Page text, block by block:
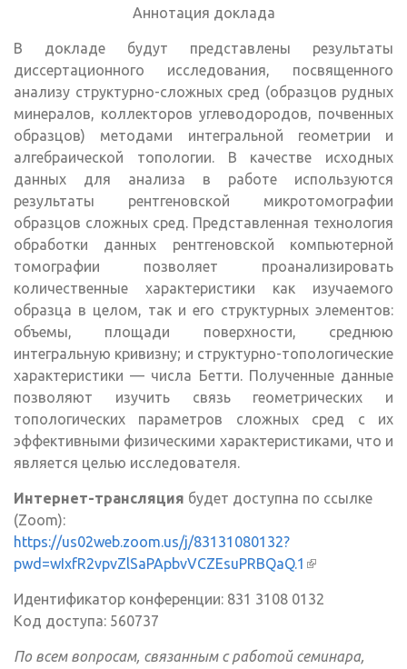
Аннотация доклада
В докладе будут представлены результаты
диссертационного исследования, посвященного
анализу структурно-сложных сред (образцов рудных
минералов, коллекторов углеводородов, почвенных
образцов) методами интегральной геометрии и
алгебраической топологии. В качестве исходных
данных для анализа в работе используются
результаты рентгеновской микротомографии
образцов сложных сред. Представленная технология
обработки данных рентгеновской компьютерной
томографии позволяет проанализировать
количественные характеристики как изучаемого
образца в целом, так и его структурных элементов:
объемы, площади поверхности, среднюю
интегральную кривизну; и структурно-топологические
характеристики — числа Бетти. Полученные данные
позволяют изучить связь геометрических и
топологических параметров сложных сред с их
эффективными физическими характеристиками, что и
является целью исследователя.
Интернет-трансляция будет доступна по ссылке
(Zoom):
https://us02web.zoom.us/j/83131080132?
pwd=wIxfR2vpvZlSaPApbvVCZEsuPRBQaQ.1 (внешняя
Идентификатор конференции: 831 3108 0132
Код доступа: 560737
По всем вопросам, связанным с работой семинара,